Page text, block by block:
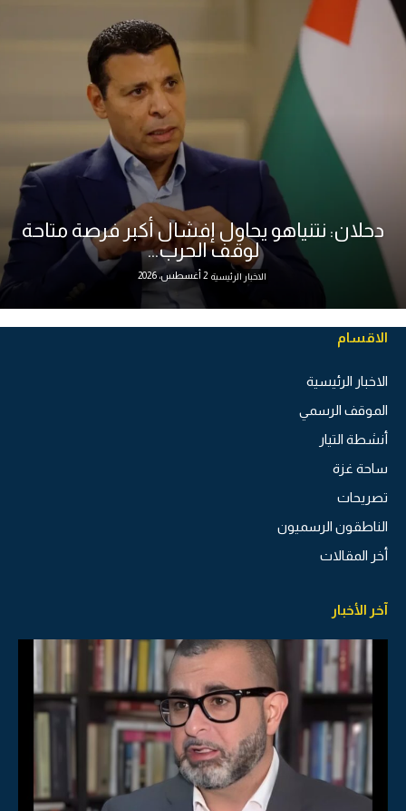
دحلان: نتنياهو يحاول إفشال أكبر فرصة متاحة
لوقف الحرب...
الاخبار الرئيسية 2 أغسطس، 2026
الاقسام
الاخبار الرئيسية
الموقف الرسمي
أنشطة التيار
ساحة غزة
تصريحات
الناطقون الرسميون
أخر المقالات
آخر الأخبار